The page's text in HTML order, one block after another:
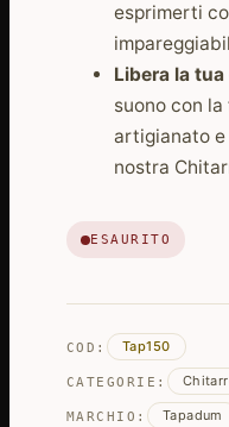
esprimerti
Libera la
suono con
artigianato e
nostra
ESAURITO
COD: Tap150
CATEGORIE:
MARCHIO: Tapadum